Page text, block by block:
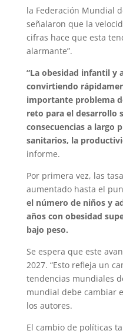
la Federación Mundial
señalaron que la
cifras hace que esta
alarmante”.
“La obesidad infantil y
convirtiendo
importante problema
reto para el desarrollo
consecuencias a largo
sanitarios, la
informe.
Por primera vez, las
aumentado hasta el
el número de niños y
años con obesidad
bajo peso.
Se espera que este
2027. “Esto refleja un
tendencias mundiales
mundial debe cambiar
los autores.
El cambio de políticas